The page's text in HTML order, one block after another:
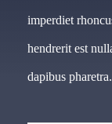
imperdiet
hendrerit est
dapibus pharetra.